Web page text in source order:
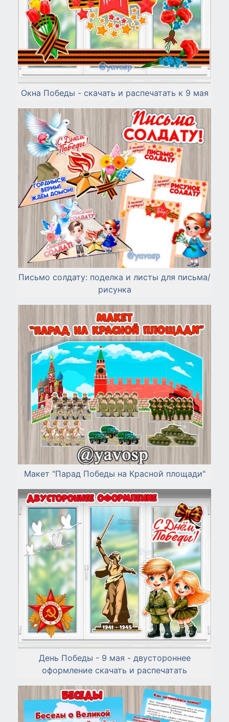
Окна Победы - скачать и распечатать к 9 мая
Письмо солдату: поделка и листы для письма/
рисунка
Макет "Парад Победы на Красной площади"
День Победы - 9 мая - двустороннее
оформление скачать и распечатать